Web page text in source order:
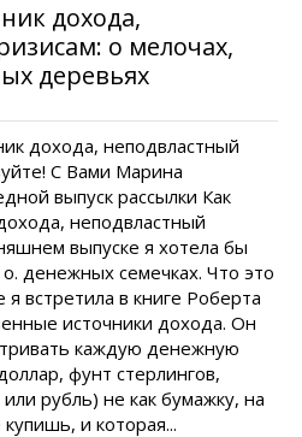
дохода,
о мелочах,
деревьях
дохода, неподвластный
C Вами Марина
выпуск рассылки Как
неподвластный
выпуске я хотела бы
денежных семечках. Что это
я встретила в книге Роберта
источники дохода. Он
каждую денежную
фунт стерлингов,
рубль) не как бумажку, на
и которая...